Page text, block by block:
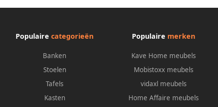
Populaire categorieën
Banken
Stoelen
Tafels
Kasten
Populaire merken
Kave Home meubels
Mobistoxx meubels
vidaxl meubels
Home Affaire meubels